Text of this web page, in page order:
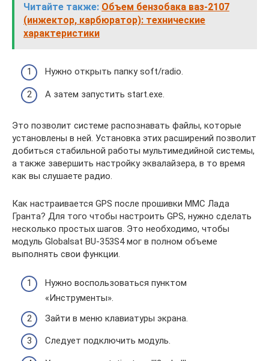
Читайте также: Объем бензобака ваз-2107
(инжектор, карбюратор): технические
характеристики
Нужно открыть папку soft/radio.
А затем запустить start.exe.
Это позволит системе распознавать файлы, которые
установлены в ней. Установка этих расширений позволит
добиться стабильной работы мультимедийной системы,
а также завершить настройку эквалайзера, в то время
как вы слушаете радио.
Как настраивается GPS после прошивки ММС Лада
Гранта? Для того чтобы настроить GPS, нужно сделать
несколько простых шагов. Это необходимо, чтобы
модуль Globalsat BU-353S4 мог в полном объеме
выполнять свои функции.
Нужно воспользоваться пунктом
«Инструменты».
Зайти в меню клавиатуры экрана.
Следует подключить модуль.